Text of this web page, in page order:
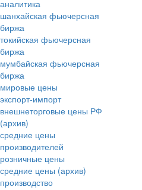
аналитика
шанхайская фьючерсная
биржа
токийская фьючерсная
биржа
мумбайская фьючерсная
биржа
мировые цены
экспорт-импорт
внешнеторговые цены РФ
(архив)
средние цены
производителей
розничные цены
средние цены (архив)
производство